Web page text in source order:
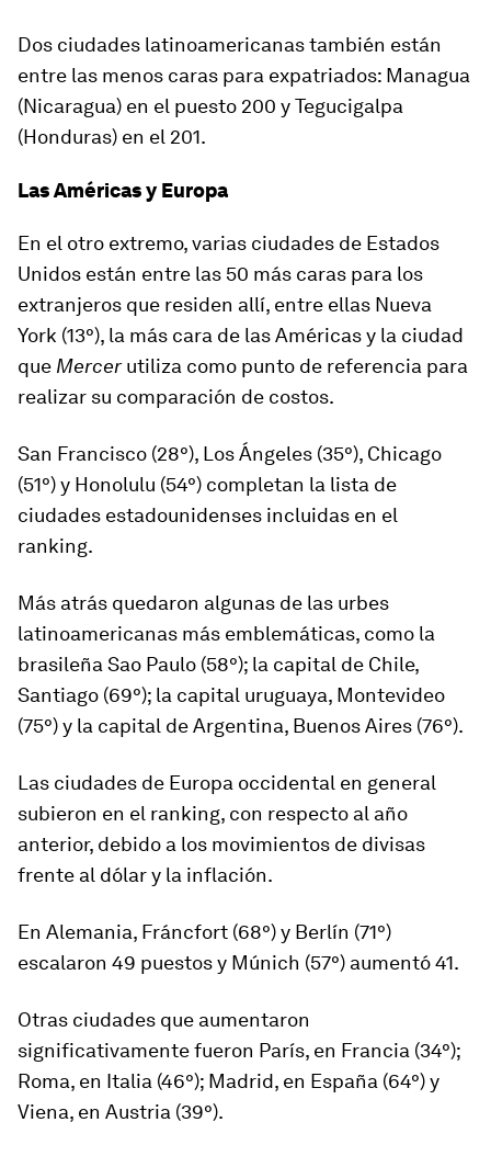
Dos ciudades latinoamericanas también están
entre las menos caras para expatriados: Managua
(Nicaragua) en el puesto 200 yTegucigalpa
(Honduras) en el 201.
Las Américas y Europa
En el otro extremo, varias ciudades de Estados
Unidos están entre las 50 más caras para los
extranjeros que residen allí, entre ellas Nueva
York (13°), la más cara de las Américas y la ciudad
que Mercerutiliza como punto de referencia para
realizar su comparación de costos.
San Francisco (28°), Los Ángeles (35°), Chicago
(51°) y Honolulu (54°) completan la lista de
ciudades estadounidenses incluidas en el
ranking.
Más atrás quedaron algunas de las urbes
latinoamericanas más emblemáticas, como la
brasileña Sao Paulo (58°); la capital de Chile,
Santiago (69°); la capital uruguaya, Montevideo
(75°) y la capital de Argentina, Buenos Aires (76°).
Las ciudades de Europa occidental en general
subieron en el ranking, con respecto al año
anterior, debido a los movimientos de divisas
frente al dólar y la inflación.
En Alemania, Fráncfort (68°) y Berlín (71°)
escalaron 49 puestos y Múnich (57°) aumentó 41.
Otras ciudades que aumentaron
significativamente fueron París, en Francia (34°);
Roma, en Italia (46°); Madrid, en España (64°) y
Viena, en Austria (39°).